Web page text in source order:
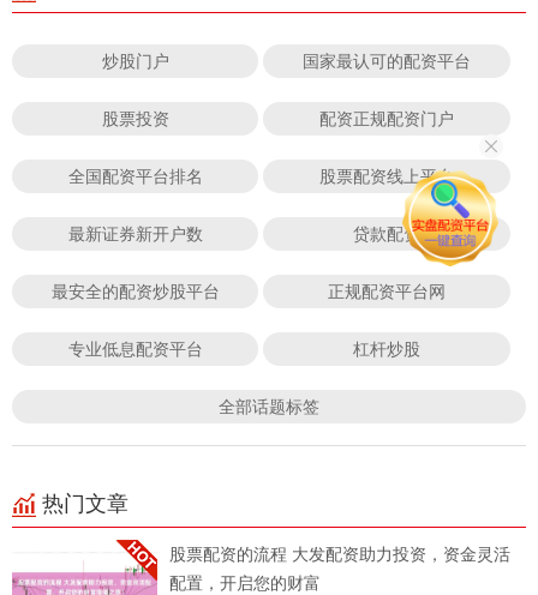
炒股门户 国家最认可的配资平台
股票投资 配资正规配资门户
全国配资平台排名 股票配资线上平台
最新证券新开户数 贷款配资
最安全的配资炒股平台 正规配资平台网
专业低息配资平台 杠杆炒股
全部话题标签
热门文章
股票配资的流程 大发配资助力投资，资金灵活
配置，开启您的财富